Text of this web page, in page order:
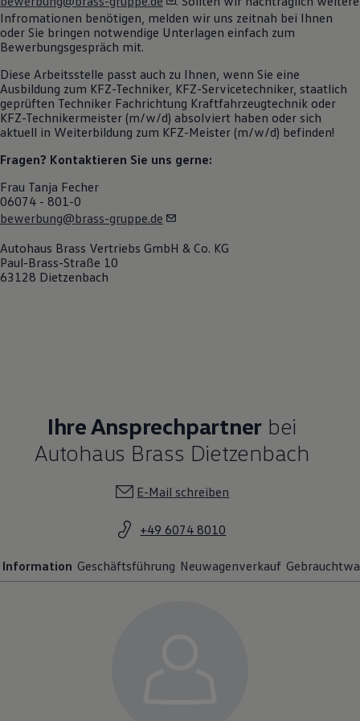
Motorenöl und Flüssigkeiten
Räder und Reifen
Pannen- und Unfallhilfe
Economy Service
Volkswagen Teile
Zubehör
Modellspezifisches Zubehör
Schutz und Pflege
Transport
Entertainment und Elektronik
Individualisieren
Wallbox und Ladekabel
Digitale Extras
Volkswagen Apps, Login und Shop
Handy und Fahrzeug verbinden
Updates für Software, Karten und Radio
Über Ihr Auto
Vorgängermodelle
Familie
Elektromobilität
Volkswagen R
Pannen- und Unfallhilfe
Infromationen benötigen, melden wir uns zeitnah bei Ihnen
oder Sie bringen notwendige Unterlagen einfach zum
Bewerbungsgespräch mit.
Diese Arbeitsstelle passt auch zu Ihnen, wenn Sie eine
Ausbildung zum KFZ-Techniker, KFZ-Servicetechniker, staatlich
geprüften Techniker Fachrichtung Kraftfahrzeugtechnik oder
KFZ-Technikermeister (m/w/d) absolviert haben oder sich
aktuell in Weiterbildung zum KFZ-Meister (m/w/d) befinden!
Fragen? Kontaktieren Sie uns gerne:
Frau Tanja Fecher
06074 - 801-0
bewerbung@brass-gruppe.de
Autohaus Brass Vertriebs GmbH & Co. KG
Paul-Brass-Straße 10
63128 Dietzenbach
Ihre Ansprechpartner bei
Autohaus Brass Dietzenbach
E-Mail schreiben
+49 6074 8010
Information Geschäftsführung Neuwagenverkauf